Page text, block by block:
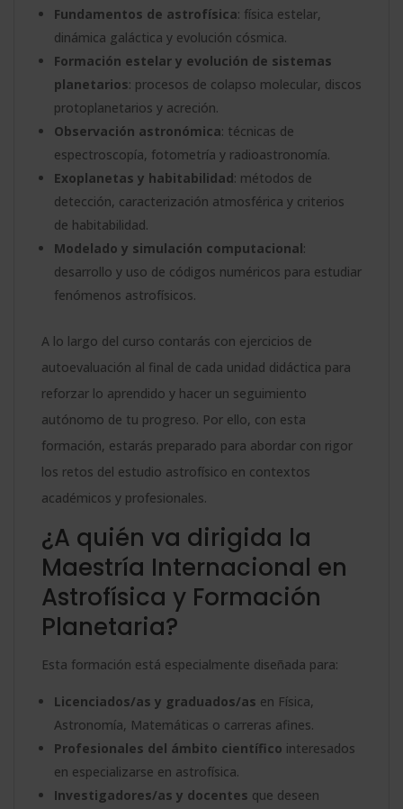
Fundamentos de astrofísica: física estelar,
dinámica galáctica y evolución cósmica.
Formación estelar y evolución de sistemas
planetarios: procesos de colapso molecular, discos
protoplanetarios y acreción.
Observación astronómica: técnicas de
espectroscopía, fotometría y radioastronomía.
Exoplanetas y habitabilidad: métodos de
detección, caracterización atmosférica y criterios
de habitabilidad.
Modelado y simulación computacional:
desarrollo y uso de códigos numéricos para estudiar
fenómenos astrofísicos.
A lo largo del curso contarás con ejercicios de
autoevaluación al final de cada unidad didáctica para
reforzar lo aprendido y hacer un seguimiento
autónomo de tu progreso. Por ello, con esta
formación, estarás preparado para abordar con rigor
los retos del estudio astrofísico en contextos
académicos y profesionales.
¿A quién va dirigida la
Maestría Internacional en
Astrofísica y Formación
Planetaria?
Esta formación está especialmente diseñada para:
Licenciados/as y graduados/as en Física,
Astronomía, Matemáticas o carreras afines.
Profesionales del ámbito científico interesados
en especializarse en astrofísica.
Investigadores/as y docentes que deseen